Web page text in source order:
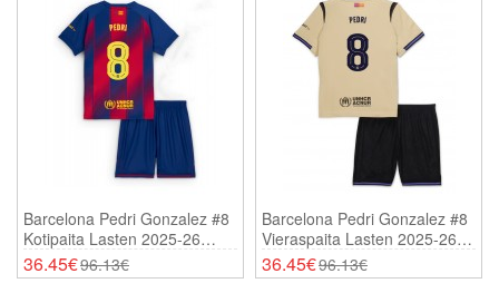
Barcelona Pedri Gonzalez #8
Kotipaita Lasten 2025-26
Lyhythihainen (+ Shortsit)
36.45€96.13€
Barcelona Pedri Gonzalez #8
Vieraspaita Lasten 2025-26
Lyhythihainen (+ Shortsit)
36.45€96.13€